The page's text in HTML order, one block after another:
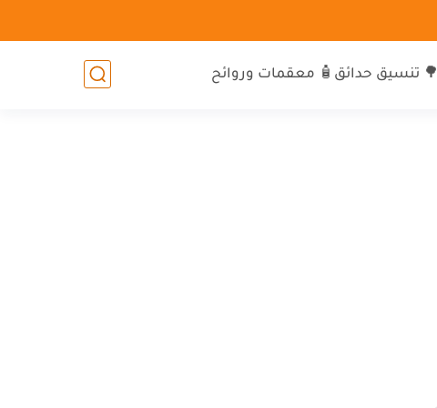
🌳 تنسيق حدائق 🧴 معقمات وروائح